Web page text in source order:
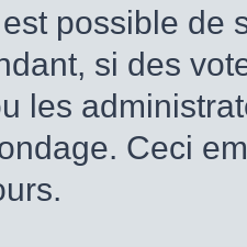
possible de
si des
les
Ceci